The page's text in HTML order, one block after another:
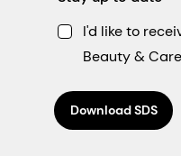
I'd like to
Beauty &
Download SDS